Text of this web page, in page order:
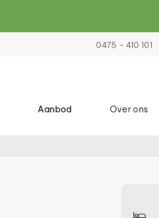
0475 - 410 101
Aanbod Over ons